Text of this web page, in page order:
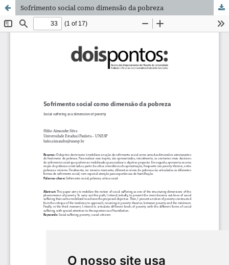
O nosso site usa
Sofrimento social como dimensão da pobreza